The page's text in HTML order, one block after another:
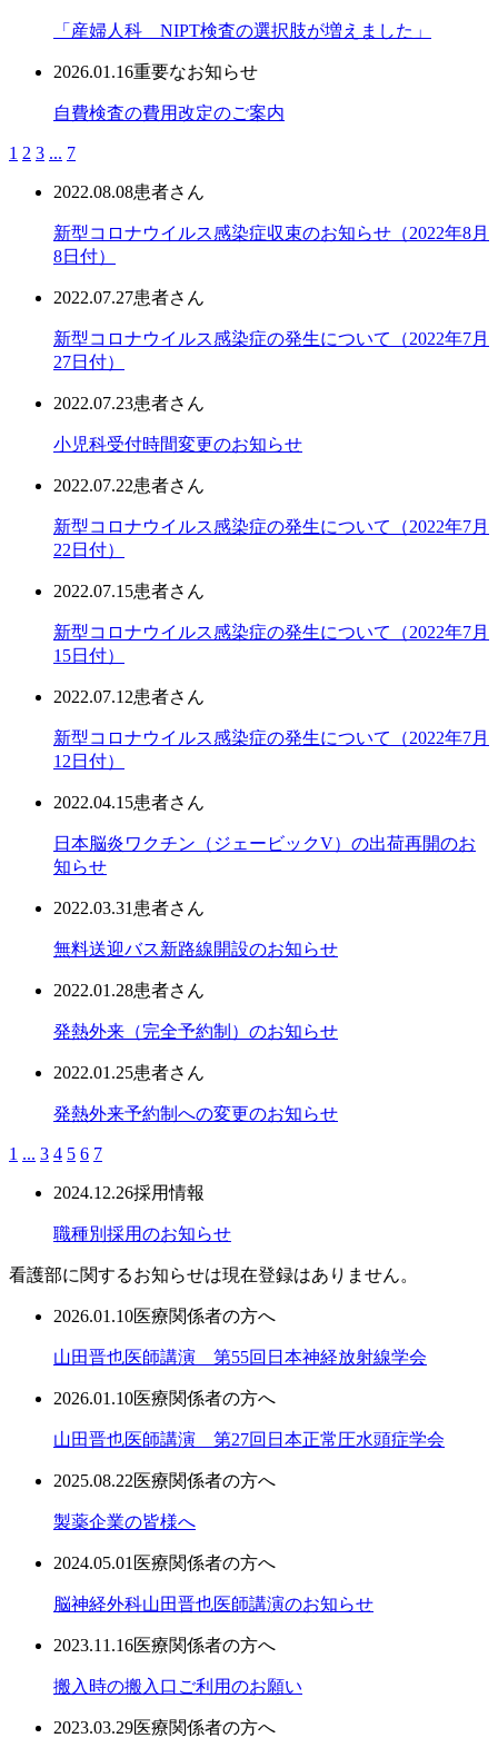
「産婦人科 NIPT検査の選択肢が増えました」
2026.01.16重要なお知らせ
自費検査の費用改定のご案内
1 2 3 ... 7
2022.08.08患者さん
新型コロナウイルス感染症収束のお知らせ（2022年8月
8日付）
2022.07.27患者さん
新型コロナウイルス感染症の発生について（2022年7月
27日付）
2022.07.23患者さん
小児科受付時間変更のお知らせ
2022.07.22患者さん
新型コロナウイルス感染症の発生について（2022年7月
22日付）
2022.07.15患者さん
新型コロナウイルス感染症の発生について（2022年7月
15日付）
2022.07.12患者さん
新型コロナウイルス感染症の発生について（2022年7月
12日付）
2022.04.15患者さん
日本脳炎ワクチン（ジェービックV）の出荷再開のお
知らせ
2022.03.31 患者さん
無料送迎バス新路線開設のお知らせ
2022.01.28患者さん
発熱外来（完全予約制）のお知らせ
2022.01.25患者さん
発熱外来予約制への変更のお知らせ
1 ... 3 4 5 6 7
2024.12.26採用情報
職種別採用のお知らせ
看護部に関するお知らせは現在登録はありません。
2026.01.10医療関係者の方へ
山田晋也医師講演 第55回日本神経放射線学会
2026.01.10医療関係者の方へ
山田晋也医師講演 第27回日本正常圧水頭症学会
2025.08.22医療関係者の方へ
製薬企業の皆様へ
2024.05.01 医療関係者の方へ
脳神経外科山田晋也医師講演のお知らせ
2023.11.16医療関係者の方へ
搬入時の搬入口ご利用のお願い
2023.03.29医療関係者の方へ